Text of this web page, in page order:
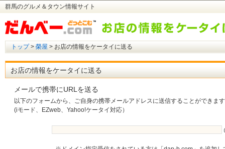
群馬のグルメ＆タウン情報サイト
トップ> 榮屋 > お店の情報をケータイに送る
お店の情報をケータイに送る
メールで携帯にURLを送る
以下のフォームから、ご自身の携帯メールアドレスに送信することができま
(iモード、EZweb、Yahoo!ケータイ対応）